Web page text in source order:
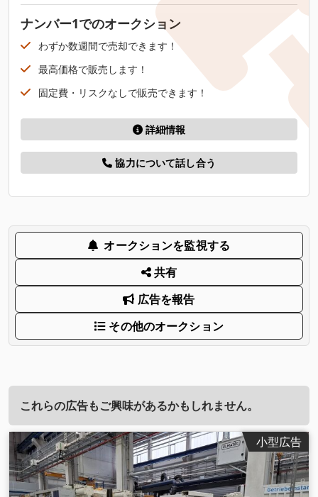
ナンバー1でのオークション
わずか数週間で売却できます！
最高価格で販売します！
固定費・リスクなしで販売できます！
詳細情報
協力について話し合う
オークションを監視する
共有
広告を報告
その他のオークション
これらの広告もご興味があるかもしれません。
小型広告